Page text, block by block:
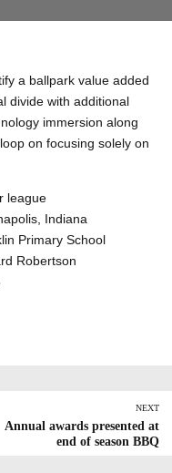
a ballpark value added
divide with additional
immersion along
on focusing solely on
league
Indiana
Primary School
Robertson
NEXT
Annual awards presented at
end of season BBQ